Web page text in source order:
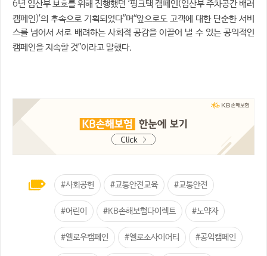
6년 임산부 보호를 위해 진행했던 ‘핑크택 캠페인(임산부 주차공간 배려
캠페인)’의 후속으로 기획되었다”며“앞으로도 고객에 대한 단순한 서비
스를 넘어서 서로 배려하는 사회적 공감을 이끌어 낼 수 있는 공익적인
캠페인을 지속할 것”이라고 말했다.
#사회공헌 #교통안전교육 #교통안전
#어린이 #KB손해보험다이렉트 #노약자
#옐로우캠페인 #엘로소사이어티 #공익캠페인